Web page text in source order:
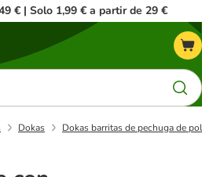
€ | Solo 1,99 € a partir de 29 €
Dokas Dokas barritas de pechuga de